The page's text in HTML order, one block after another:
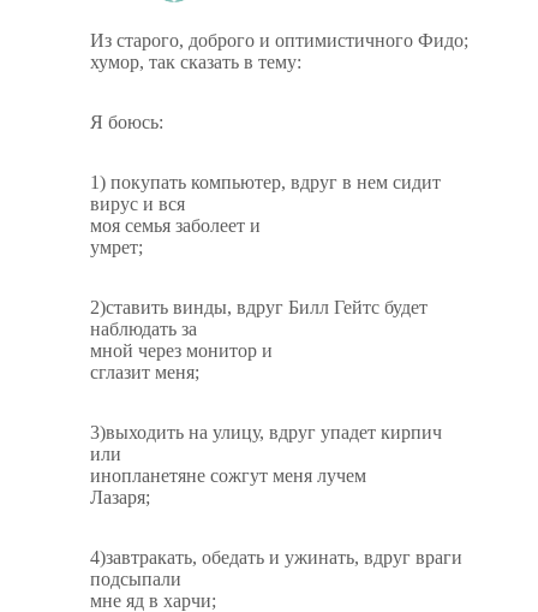
Из старого, доброго и оптимистичного Фидо;
хумор, так сказать в тему:
Я боюсь:
1) покупать компьютер, вдруг в нем сидит
вирус и вся
моя семья заболеет и
умрет;
2)ставить винды, вдруг Билл Гейтс будет
наблюдать за
мной через монитор и
сглазит меня;
3)выходить на улицу, вдруг упадет кирпич
или
инопланетяне сожгут меня лучем
Лазаря;
4)завтракать, обедать и ужинать, вдруг враги
подсыпали
мне яд в харчи;